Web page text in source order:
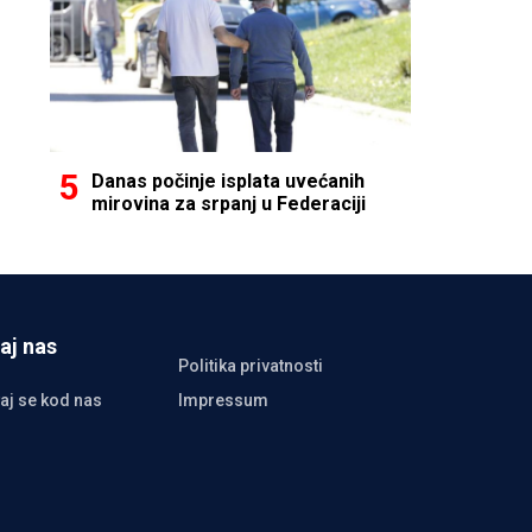
Danas počinje isplata uvećanih
mirovina za srpanj u Federaciji
nas
Politika privatnosti
se kod nas
Impressum